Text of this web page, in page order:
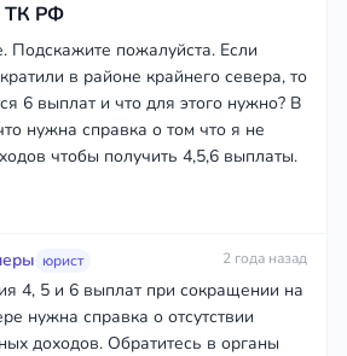
ТК РФ
Подскажите пожалуйста. Если
в районе крайнего севера, то
6 выплат и что для этого нужно? В
нужна справка о том что я не
чтобы получить 4,5,6 выплаты.
юрист 2 года назад
4, 5 и 6 выплат при сокращении на
нужна справка о отсутствии
доходов. Обратитесь в органы